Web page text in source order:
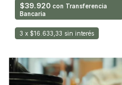
$39.920 con Transferencia
Bancaria
3 x $16.633,33 sin interés